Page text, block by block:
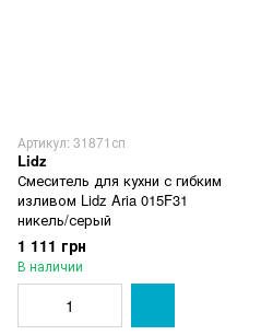
Артикул: 31871сп
Lidz
Смеситель для кухни с гибким
изливом Lidz Aria 015F31
никель/серый
1 111 грн
В наличии